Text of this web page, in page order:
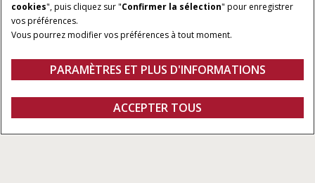
Technologie de pulvérisation de pointe
TROUVER UN
CONCESSIONNAIRE
Aperçu Caractéristiques
cookies", puis cliquez sur "Confirmer la sélection" pour enregistrer
vos préférences.
Vous pourrez modifier vos préférences à tout moment.
PARAMÈTRES ET PLUS D'INFORMATIONS
ACCEPTER TOUS